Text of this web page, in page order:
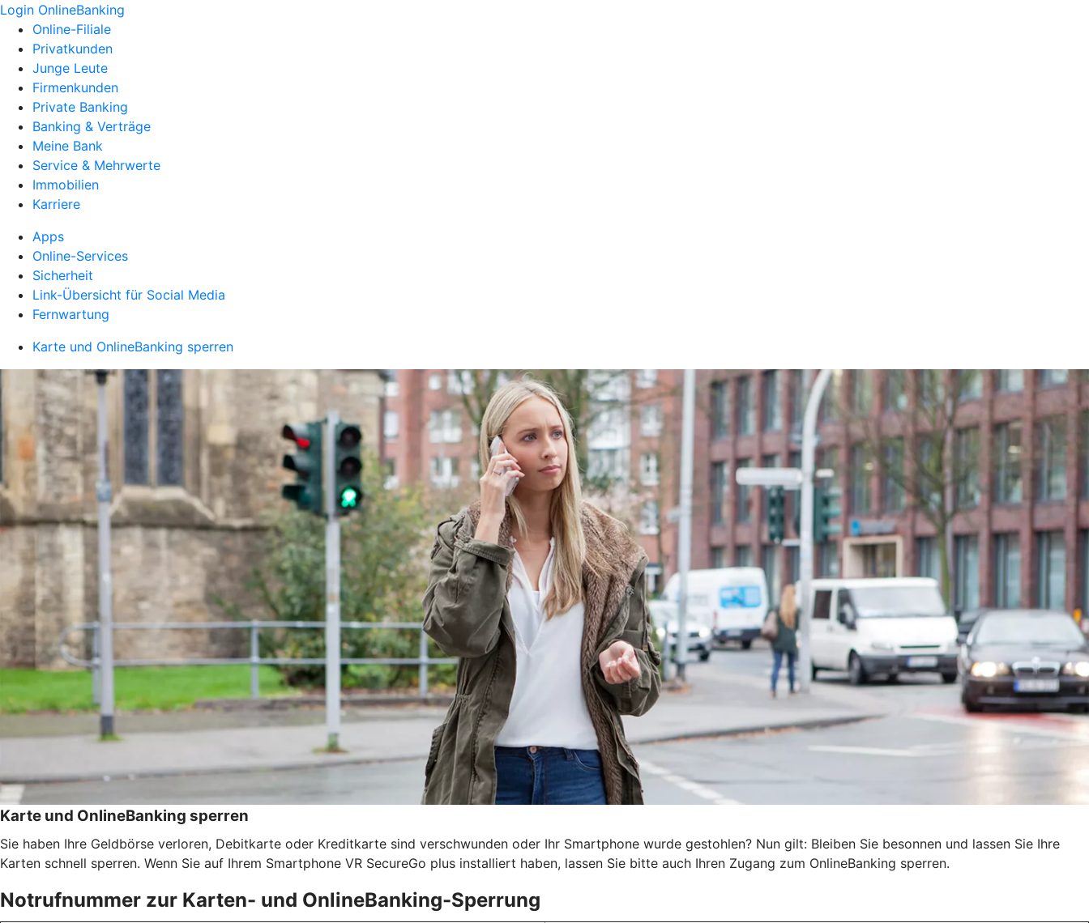
Login OnlineBanking
Online-Filiale
Privatkunden
Junge Leute
Firmenkunden
Private Banking
Banking & Verträge
Meine Bank
Service & Mehrwerte
Immobilien
Karriere
Apps
Online-Services
Sicherheit
Link-Übersicht für Social Media
Fernwartung
Karte und OnlineBanking sperren
Karte und OnlineBanking sperren
Sie haben Ihre Geldbörse verloren, Debitkarte oder Kreditkarte sind verschwunden oder Ihr Smartphone wurde gestohlen? Nun gilt: Bleiben Sie besonnen und lassen Sie Ihre
Karten schnell sperren. Wenn Sie auf Ihrem Smartphone VR SecureGo plus installiert haben, lassen Sie bitte auch Ihren Zugang zum OnlineBanking sperren.
Notrufnummer zur Karten- und OnlineBanking-Sperrung